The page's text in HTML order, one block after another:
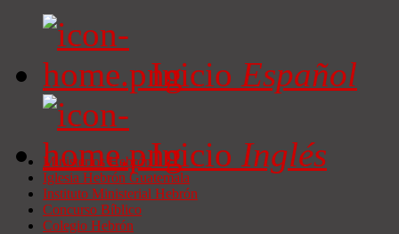
Inicio Español
Inicio Inglés
Ministerios Hebrón
Iglesia Hebrón Guatemala
Instituto Ministerial Hebrón
Concurso Bíblico
Colegio Hebrón